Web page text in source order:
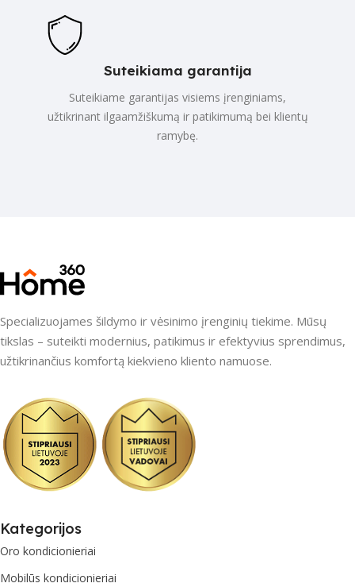
Suteikiama garantija
Suteikiame garantijas visiems įrenginiams,
užtikrinant ilgaamžiškumą ir patikimumą bei klientų
ramybę.
Specializuojames šildymo ir vėsinimo įrenginių tiekime. Mūsų
tikslas – suteikti modernius, patikimus ir efektyvius sprendimus,
užtikrinančius komfortą kiekvieno kliento namuose.
Kategorijos
Oro kondicionieriai
Mobilūs kondicionieriai